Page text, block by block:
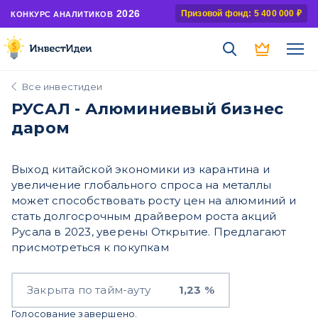
КОНКУРС АНАЛИТИКОВ 2026 Призовой фонд: 5 400 000 ₽
Все инвестидеи
РУСАЛ - Алюминиевый бизнес
даром
Выход китайской экономики из карантина и
увеличение глобального спроса на металлы
может способствовать росту цен на алюминий и
стать долгосрочным драйвером роста акций
Русала в 2023, уверены Открытие. Предлагают
присмотреться к покупкам
Закрыта по тайм-ауту 1,23 %
Голосование завершено.